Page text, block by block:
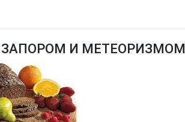
ЗАПОРОМ И МЕТЕОРИЗМОМ